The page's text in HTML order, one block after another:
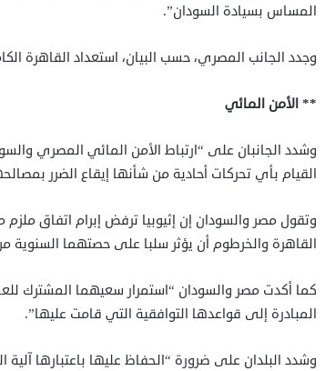
المساس بسيادة السودان”.
وجدد الجانب المصري، حسب البيان، استعداد القاهرة
** الأمن المائي
وشدد الجانبان على “ارتباط الأمن المائي المصري
القيام بأي تحركات أحادية من شأنها إيقاع الضرر
وتقول مصر والسودان إن إثيوبيا ترفض إبرام اتفاق
القاهرة والخرطوم أن يؤثر سلبا على حصتهما السنوية
كما أكدت مصر والسودان “استمرار سعيهما المشترك
المبادرة إلى قواعدها التوافقية التي قامت عليها”.
وشدد البلدان على ضرورة “الحفاظ عليها باعتبارها